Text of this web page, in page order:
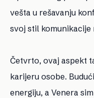
vešta u rešavanju
svoj stil
Četvrto, ovaj aspekt
karijeru osobe.
energiju, a Venera